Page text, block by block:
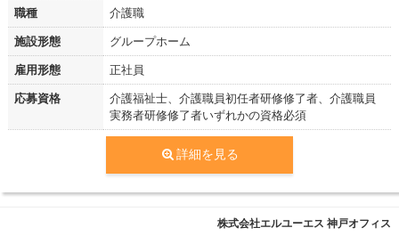
職種 介護職
施設形態 グループホーム
雇用形態 正社員
応募資格
介護福祉士、介護職員初任者研修修了者、介護職員
実務者研修修了者いずれかの資格必須
詳細を見る
株式会社エルユーエス 神戸オフィス